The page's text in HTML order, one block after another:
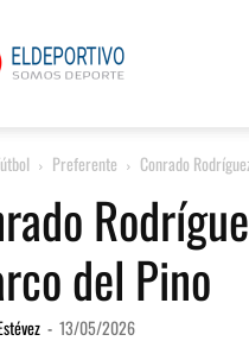
Preferente Conrado
del Pino
- 13/05/2026